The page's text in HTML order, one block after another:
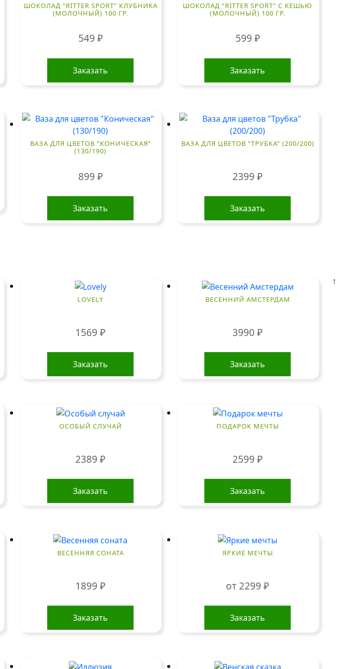
ШОКОЛАД “RITTER SPORT” КЛУБНИКА
(МОЛОЧНЫЙ) 100 ГР.
549 ₽
Заказать
ШОКОЛАД “RITTER SPORT” С КЕШЬЮ
(МОЛОЧНЫЙ) 100 ГР.
599 ₽
Заказать
ВАЗА ДЛЯ ЦВЕТОВ “КОНИЧЕСКАЯ”
(130/190)
899 ₽
Заказать
ВАЗА ДЛЯ ЦВЕТОВ “ТРУБКА” (200/200)
2399₽
Заказать
LOVELY
1569 ₽
Заказать
ВЕСЕННИЙ АМСТЕРДАМ
3990₽
Заказать
ОСОБЫЙ СЛУЧАЙ
2389 ₽
Заказать
ПОДАРОК МЕЧТЫ
2599₽
Заказать
ВЕСЕННЯЯ СОНАТА
1899 ₽
Заказать
ЯРКИЕ МЕЧТЫ
от 2299₽
Заказать
Этот
имеет
!